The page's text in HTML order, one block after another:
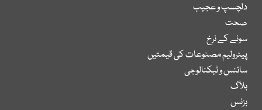
دلچسپ و عجیب
صحت
سونے کے نرخ
پیٹرولیم مصنوعات کی قیمتیں
سائنس و ٹیکنالوجی
بلاگ
بزنس